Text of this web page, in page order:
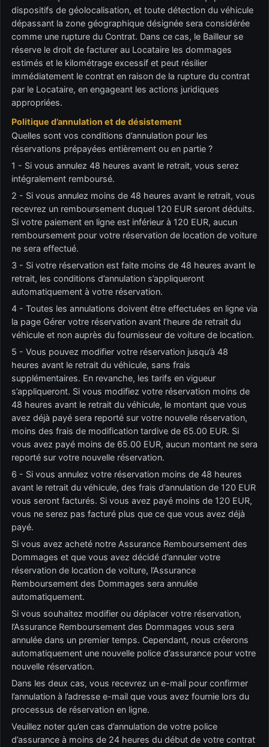
dispositifs de géolocalisation, et toute détection du véhicule
dépassant la zone géographique désignée sera considérée
comme une rupture du Contrat. Dans ce cas, le Bailleur se
réserve le droit de facturer au Locataire les dommages
estimés et le kilométrage excessif et peut résilier
immédiatement le contrat en raison de la rupture du contrat
par le Locataire, en engageant les actions juridiques
appropriées.
Politique d’annulation et de désistement
Quelles sont vos conditions d’annulation pour les
réservations prépayées entièrement ou en partie ?
1 - Si vous annulez 48 heures avant le retrait, vous serez
intégralement remboursé.
2 - Si vous annulez moins de 48 heures avant le retrait, vous
recevrez un remboursement duquel 120 EUR seront déduits.
Si votre paiement en ligne est inférieur à 120 EUR, aucun
remboursement pour votre réservation de location de voiture
ne sera effectué.
3 - Si votre réservation est faite moins de 48 heures avant le
retrait, les conditions d’annulation s’appliqueront
automatiquement à votre réservation.
4 - Toutes les annulations doivent être effectuées en ligne via
la page Gérer votre réservation avant l’heure de retrait du
véhicule et non auprès du fournisseur de voiture de location.
5 - Vous pouvez modifier votre réservation jusqu’à 48
heures avant le retrait du véhicule, sans frais
supplémentaires. En revanche, les tarifs en vigueur
s’appliqueront. Si vous modifiez votre réservation moins de
48 heures avant le retrait du véhicule, le montant que vous
avez déjà payé sera reporté sur votre nouvelle réservation,
moins des frais de modification tardive de 65.00 EUR. Si
vous avez payé moins de 65.00 EUR, aucun montant ne sera
reporté sur votre nouvelle réservation.
6 - Si vous annulez votre réservation moins de 48 heures
avant le retrait du véhicule, des frais d’annulation de 120 EUR
vous seront facturés. Si vous avez payé moins de 120 EUR,
vous ne serez pas facturé plus que ce que vous avez déjà
payé.
Si vous avez acheté notre Assurance Remboursement des
Dommages et que vous avez décidé d’annuler votre
réservation de location de voiture, l’Assurance
Remboursement des Dommages sera annulée
automatiquement.
Si vous souhaitez modifier ou déplacer votre réservation,
l’Assurance Remboursement des Dommages vous sera
annulée dans un premier temps. Cependant, nous créerons
automatiquement une nouvelle police d’assurance pour votre
nouvelle réservation.
Dans les deux cas, vous recevrez un e-mail pour confirmer
l’annulation à l’adresse e-mail que vous avez fournie lors du
processus de réservation en ligne.
Veuillez noter qu’en cas d’annulation de votre police
d’assurance à moins de 24 heures du début de votre contrat